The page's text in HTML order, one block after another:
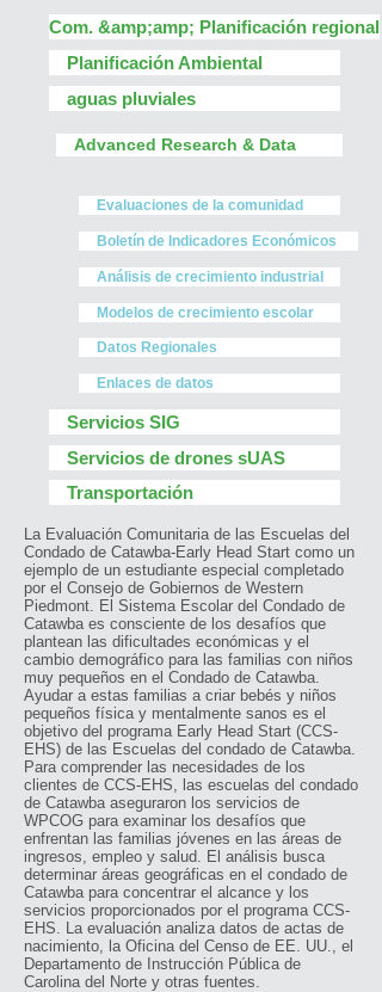
Com. &amp;amp; Planificación regional
Planificación Ambiental
aguas pluviales
Advanced Research & Data
Evaluaciones de la comunidad
Boletín de Indicadores Económicos
Análisis de crecimiento industrial
Modelos de crecimiento escolar
Datos Regionales
Enlaces de datos
Servicios SIG
Servicios de drones sUAS
Transportación
La Evaluación Comunitaria de las Escuelas del
Condado de Catawba-Early Head Start como un
ejemplo de un estudiante especial completado
por el Consejo de Gobiernos de Western
Piedmont. El Sistema Escolar del Condado de
Catawba es consciente de los desafíos que
plantean las dificultades económicas y el
cambio demográfico para las familias con niños
muy pequeños en el Condado de Catawba.
Ayudar a estas familias a criar bebés y niños
pequeños física y mentalmente sanos es el
objetivo del programa Early Head Start (CCS-
EHS) de las Escuelas del condado de Catawba.
Para comprender las necesidades de los
clientes de CCS-EHS, las escuelas del condado
de Catawba aseguraron los servicios de
WPCOG para examinar los desafíos que
enfrentan las familias jóvenes en las áreas de
ingresos, empleo y salud. El análisis busca
determinar áreas geográficas en el condado de
Catawba para concentrar el alcance y los
servicios proporcionados por el programa CCS-
EHS. La evaluación analiza datos de actas de
nacimiento, la Oficina del Censo de EE. UU., el
Departamento de Instrucción Pública de
Carolina del Norte y otras fuentes.